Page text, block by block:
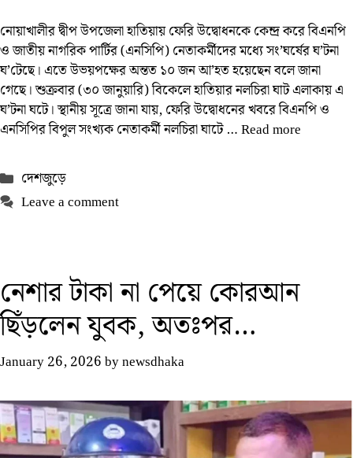
নোয়াখালীর দ্বীপ উপজেলা হাতিয়ায় ফেরি উদ্বোধনকে কেন্দ্র করে বিএনপি
ও জাতীয় নাগরিক পার্টির (এনসিপি) নেতাকর্মীদের মধ্যে সং’ঘর্ষের ঘ’টনা
ঘ’টেছে। এতে উভয়পক্ষের অন্তত ১০ জন আ’হত হয়েছেন বলে জানা
গেছে। শুক্রবার (৩০ জানুয়ারি) বিকেলে হাতিয়ার নলচিরা ঘাট এলাকায় এ
ঘ’টনা ঘটে। স্থানীয় সূত্রে জানা যায়, ফেরি উদ্বোধনের খবরে বিএনপি ও
এনসিপির বিপুল সংখ্যক নেতাকর্মী নলচিরা ঘাটে …Read more
Categories
দেশজুড়ে
Leave a comment
নেশার টাকা না পেয়ে কোরআন
ছিঁড়লেন যুবক, অতঃপর…
January 26, 2026bynewsdhaka